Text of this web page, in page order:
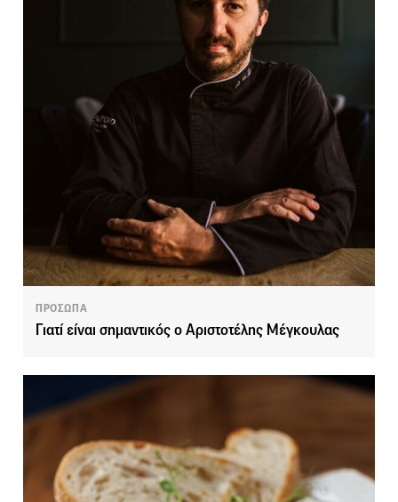
ΠΡΟΣΩΠΑ
Γιατί είναι σημαντικός ο Αριστοτέλης Μέγκουλας